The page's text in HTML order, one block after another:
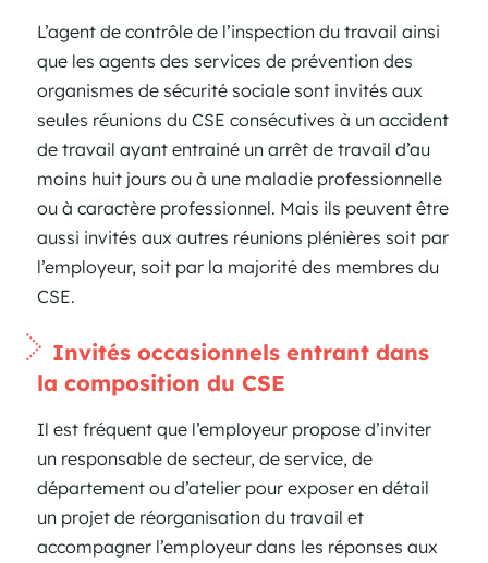
L’agent de contrôle de l’inspection du travail ainsi
que les agents des services de prévention des
organismes de sécurité sociale sont invités aux
seules réunions du CSE consécutives à un accident
de travail ayant entrainé un arrêt de travail d’au
moins huit jours ou à une maladie professionnelle
ou à caractère professionnel. Mais ils peuvent être
aussi invités aux autres réunions plénières soit par
l’employeur, soit par la majorité des membres du
CSE.
Invités occasionnels entrant dans
la composition du CSE
Il est fréquent que l’employeur propose d’inviter
un responsable de secteur, de service, de
département ou d’atelier pour exposer en détail
un projet de réorganisation du travail et
accompagner l’employeur dans les réponses aux